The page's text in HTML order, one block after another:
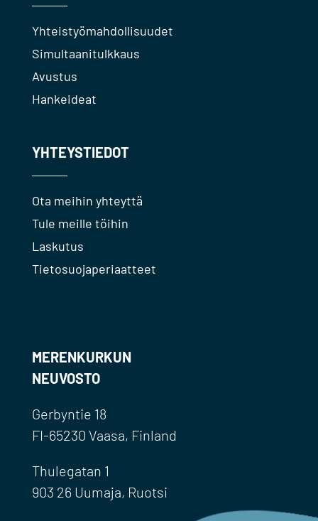
Yhteistyömahdollisuudet
Simultaanitulkkaus
Avustus
Hankeideat
YHTEYSTIEDOT
Ota meihin yhteyttä
Tule meille töihin
Laskutus
Tietosuojaperiaatteet
MERENKURKUN
NEUVOSTO
Gerbyntie 18
FI-65230 Vaasa, Finland
Thulegatan 1
903 26 Uumaja, Ruotsi